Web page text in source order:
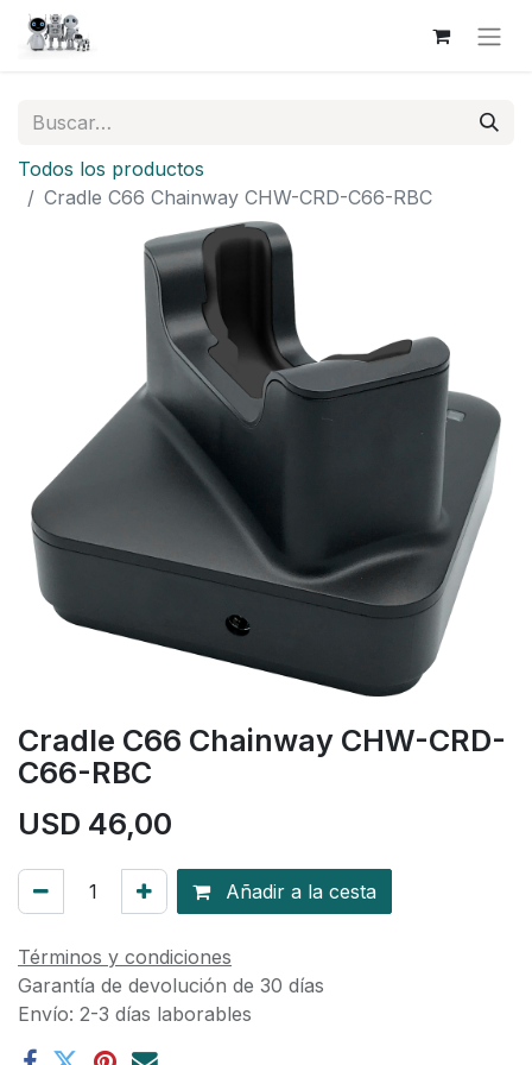
Todos los productos
Cradle C66 Chainway CHW-CRD-C66-RBC
Cradle C66 Chainway CHW-CRD-
C66-RBC
USD 46,00
Añadir a la cesta
Términos y condiciones
Garantía de devolución de 30 días
Envío: 2-3 días laborables